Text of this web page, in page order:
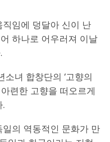
임에 덩달아 신이 난
하나로 어우러져 이날
녀 합창단의 ‘고향의
아련한 고향을 떠오르게
.
의 역동적인 문화가 만